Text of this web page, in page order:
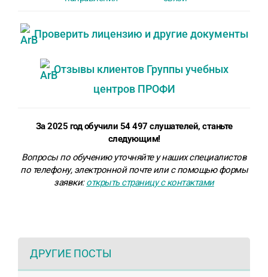
Проверить лицензию и другие документы
Отзывы клиентов Группы учебных
центров ПРОФИ
За 2025 год обучили 54 497 слушателей, станьте
следующим!
Вопросы по обучению уточняйте у наших специалистов
по телефону, электронной почте или с помощью формы
заявки:открыть страницу с контактами
ДРУГИЕ ПОСТЫ